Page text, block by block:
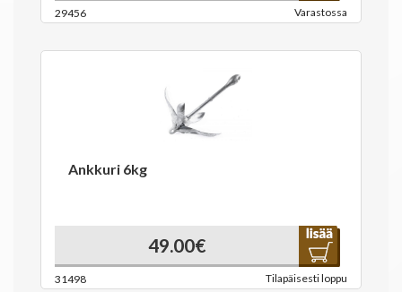
29456 Varastossa
Ankkuri 6kg
49.00€
31498 Tilapäisesti loppu